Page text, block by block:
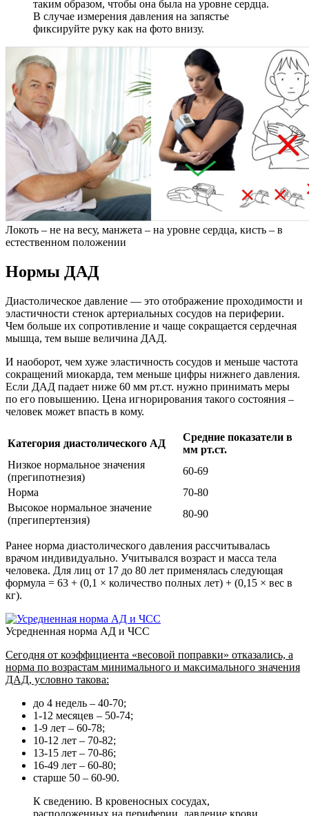
таким образом, чтобы она была на уровне сердца.
В случае измерения давления на запястье
фиксируйте руку как на фото внизу.
Локоть – не на весу, манжета – на уровне сердца, кисть – в
естественном положении
Нормы ДАД
Диастолическое давление — это отображение проходимости и
эластичности стенок артериальных сосудов на периферии.
Чем больше их сопротивление и чаще сокращается сердечная
мышца, тем выше величина ДАД.
И наоборот, чем хуже эластичность сосудов и меньше частота
сокращений миокарда, тем меньше цифры нижнего давления.
Если ДАД падает ниже 60 мм рт.ст. нужно принимать меры
по его повышению. Цена игнорирования такого состояния –
человек может впасть в кому.
Категория диастолического АД
Средние показатели в
мм рт.ст.
Низкое нормальное значения
(прегипотнезия)
60-69
Норма
70-80
Высокое нормальное значение
(прегипертензия)
80-90
Ранее норма диастолического давления рассчитывалась
врачом индивидуально. Учитывался возраст и масса тела
человека. Для лиц от 17 до 80 лет применялась следующая
формула = 63 + (0,1 × количество полных лет) + (0,15 × вес в
кг).
Усредненная норма АД и ЧСС
Сегодня от коэффициента «весовой поправки» отказались, а
норма по возрастам минимального и максимального значения
ДАД, условно такова:
до 4 недель – 40-70;
1-12 месяцев – 50-74;
1-9 лет – 60-78;
10-12 лет – 70-82;
13-15 лет – 70-86;
16-49 лет – 60-80;
старше 50 – 60-90.
К сведению. В кровеносных сосудах,
расположенных на периферии, давление крови